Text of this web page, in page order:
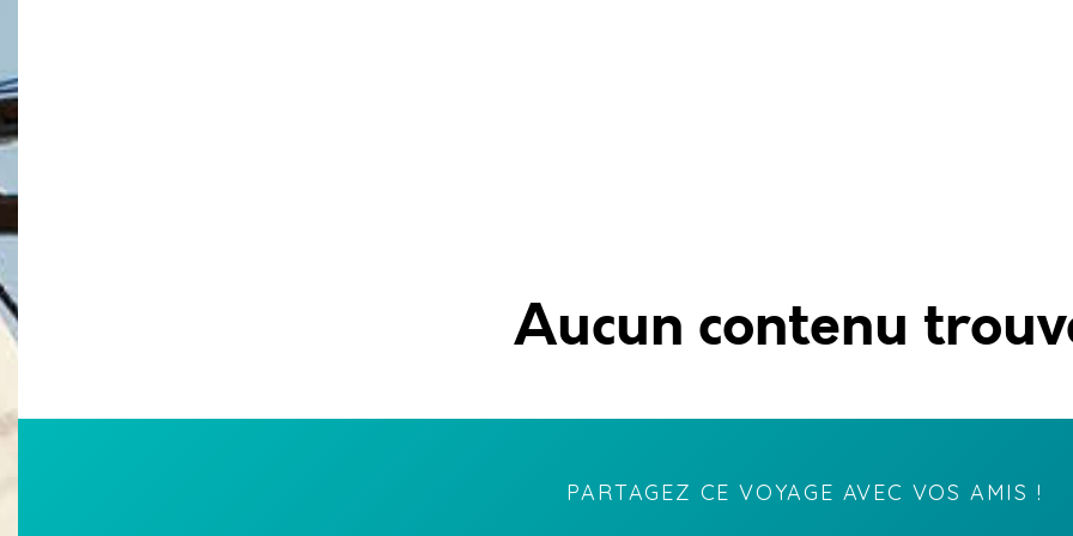
Aucun contenu
PARTAGEZ CE VOYAGE AVEC VOS AMIS !